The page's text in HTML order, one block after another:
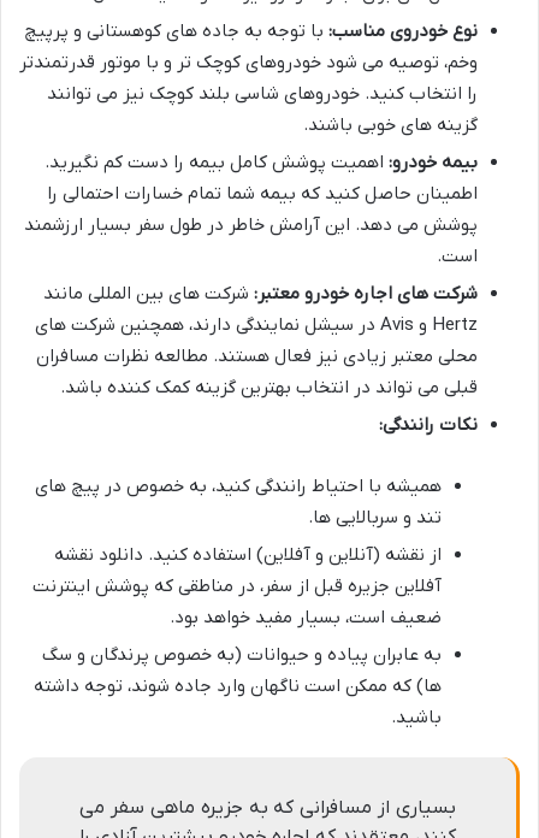
نوع خودروی مناسب: با توجه به جاده های کوهستانی و پرپیچ
وخم، توصیه می شود خودروهای کوچک تر و با موتور قدرتمندتر
را انتخاب کنید. خودروهای شاسی بلند کوچک نیز می توانند
گزینه های خوبی باشند.
بیمه خودرو: اهمیت پوشش کامل بیمه را دست کم نگیرید.
اطمینان حاصل کنید که بیمه شما تمام خسارات احتمالی را
پوشش می دهد. این آرامش خاطر در طول سفر بسیار ارزشمند
است.
شرکت های اجاره خودرو معتبر: شرکت های بین المللی مانند
Hertz و Avis در سیشل نمایندگی دارند، همچنین شرکت های
محلی معتبر زیادی نیز فعال هستند. مطالعه نظرات مسافران
قبلی می تواند در انتخاب بهترین گزینه کمک کننده باشد.
نکات رانندگی:
همیشه با احتیاط رانندگی کنید، به خصوص در پیچ های
تند و سربالایی ها.
از نقشه (آنلاین و آفلاین) استفاده کنید. دانلود نقشه
آفلاین جزیره قبل از سفر، در مناطقی که پوشش اینترنت
ضعیف است، بسیار مفید خواهد بود.
به عابران پیاده و حیوانات (به خصوص پرندگان و سگ
ها) که ممکن است ناگهان وارد جاده شوند، توجه داشته
باشید.
بسیاری از مسافرانی که به جزیره ماهی سفر می